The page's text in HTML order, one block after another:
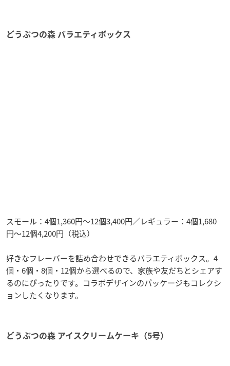
どうぶつの森 バラエティボックス
スモール：4個1,360円〜12個3,400円／レギュラー：4個1,680
円〜12個4,200円（税込）
好きなフレーバーを詰め合わせできるバラエティボックス。4
個・6個・8個・12個から選べるので、家族や友だちとシェアす
るのにぴったりです。コラボデザインのパッケージもコレクシ
ョンしたくなります。
どうぶつの森 アイスクリームケーキ（5号）